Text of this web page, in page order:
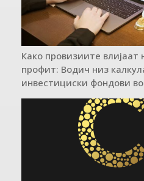
Како провизиите
профит: Водич низ
инвестициски фондови